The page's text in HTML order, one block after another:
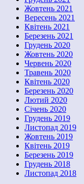
Жовтень 2021
Вересень 2021
Квітень 2021
Березень 2021
Грудень 2020
Жовтень 2020
Червень 2020
Травень 2020
Квітень 2020
Березень 2020
Лютий 2020
Січень 2020
Грудень 2019
Листопад 2019
Жовтень 2019
Квітень 2019
Березень 2019
Грудень 2018
Листопад 2018